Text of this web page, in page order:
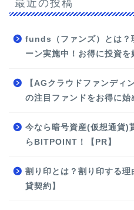
funds（ファンズ）とは？
ーン実施中！お得に投資を
【AGクラウドファンディ
の注目ファンドをお得に始
今なら暗号資産(仮想通貨)
らBITPOINT！【PR】
割り印とは？割り印する
貸契約】